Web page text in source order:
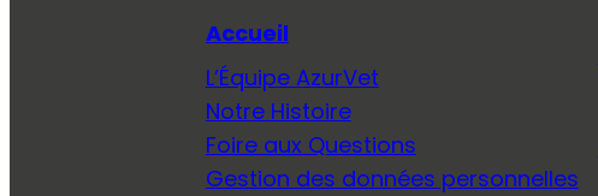
Accueil
L’Équipe AzurVet
Notre Histoire
Foire aux Questions
Gestion des données personnelles